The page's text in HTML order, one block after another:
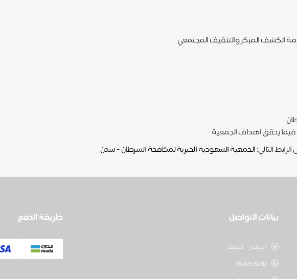
الكشف المبكر والتثقيف المجتمعي
فيما يحقق اهداف الجمعية
التالي:الجمعية السعودية الخيرية لمكافحة السرطان - سدن
بيانات التواصل
الرياض - المعذر
0548805230
طريقة الدفع